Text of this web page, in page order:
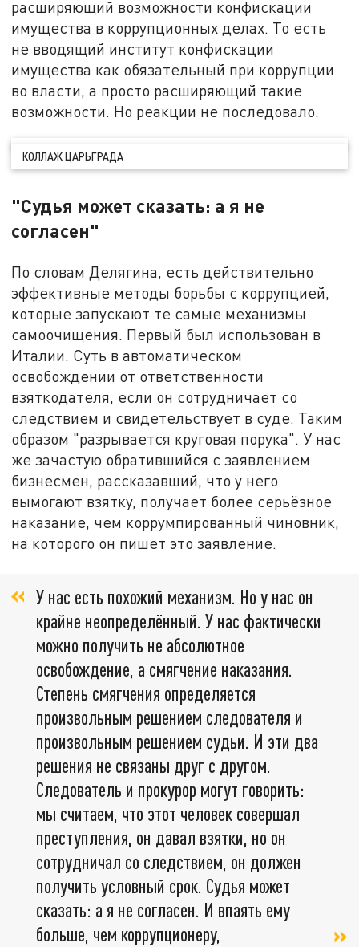
расширяющий возможности конфискации
имущества в коррупционных делах. То есть
не вводящий институт конфискации
имущества как обязательный при коррупции
во власти, а просто расширяющий такие
возможности. Но реакции не последовало.
КОЛЛАЖ ЦАРЬГРАДА
"Судья может сказать: а я не
согласен"
По словам Делягина, есть действительно
эффективные методы борьбы с коррупцией,
которые запускают те самые механизмы
самоочищения. Первый был использован в
Италии. Суть в автоматическом
освобождении от ответственности
взяткодателя, если он сотрудничает со
следствием и свидетельствует в суде. Таким
образом "разрывается круговая порука". У нас
же зачастую обратившийся с заявлением
бизнесмен, рассказавший, что у него
вымогают взятку, получает более серьёзное
наказание, чем коррумпированный чиновник,
на которого он пишет это заявление.
У нас есть похожий механизм. Но у нас он
крайне неопределённый. У нас фактически
можно получить не абсолютное
освобождение, а смягчение наказания.
Степень смягчения определяется
произвольным решением следователя и
произвольным решением судьи. И эти два
решения не связаны друг с другом.
Следователь и прокурор могут говорить:
мы считаем, что этот человек совершал
преступления, он давал взятки, но он
сотрудничал со следствием, он должен
получить условный срок. Судья может
сказать: а я не согласен. И впаять ему
больше, чем коррупционеру,